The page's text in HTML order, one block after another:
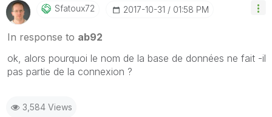
Sfatoux72 ‎2017-10-31 01:58 PM
In response to ab92
‌ok, alors pourquoi le nom de la base de données ne fait -il
pas partie de la connexion ?
3,584 Views